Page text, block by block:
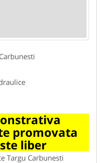
promovata
liber
Targu Carbunesti